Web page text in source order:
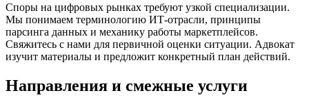
Споры на цифровых рынках требуют узкой специализации.
Мы понимаем терминологию ИТ-отрасли, принципы
парсинга данных и механику работы маркетплейсов.
Свяжитесь с нами для первичной оценки ситуации. Адвокат
изучит материалы и предложит конкретный план действий.
Направления и смежные услуги